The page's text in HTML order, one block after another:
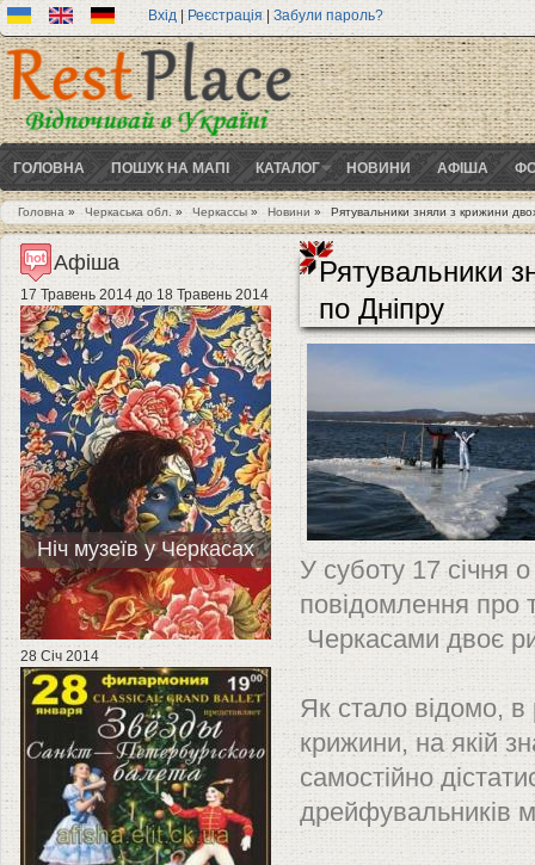
Вхід | Реєстрація|Забули пароль?
ГОЛОВНА ПОШУК НА МАПІ КАТАЛОГ НОВИНИ АФІША
Ви є тут
Головна» Черкаська обл. » Черкассы » Новини » Рятувальники зняли з крижини
Рятувальники
по Дніпру
У суботу 17 січня
повідомлення про
Черкасами двоє
Як стало відомо, в
крижини, на якій
самостійно
дрейфувальників
Афіша
17 Травень 2014до18 Травень 2014
Ніч музеїв у Черкасах
28 Січ 2014